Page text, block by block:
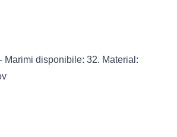
Marimi disponibile: 32. Material: